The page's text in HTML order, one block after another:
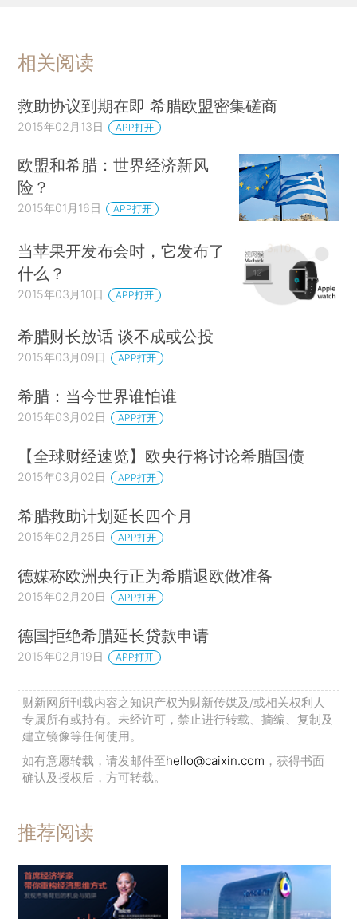
相关阅读
救助协议到期在即 希腊欧盟密集磋商
2015年02月13日 APP打开
欧盟和希腊：世界经济新风
险？
2015年01月16日 APP打开
当苹果开发布会时，它发布了
什么？
2015年03月10日 APP打开
希腊财长放话 谈不成或公投
2015年03月09日 APP打开
希腊：当今世界谁怕谁
2015年03月02日 APP打开
【全球财经速览】欧央行将讨论希腊国债
2015年03月02日 APP打开
希腊救助计划延长四个月
2015年02月25日 APP打开
德媒称欧洲央行正为希腊退欧做准备
2015年02月20日 APP打开
德国拒绝希腊延长贷款申请
2015年02月19日 APP打开
财新网所刊载内容之知识产权为财新传媒及/或相关权利人
专属所有或持有。未经许可，禁止进行转载、摘编、复制及
建立镜像等任何使用。
如有意愿转载，请发邮件至hello@caixin.com ，获得书面
确认及授权后，方可转载。
推荐阅读